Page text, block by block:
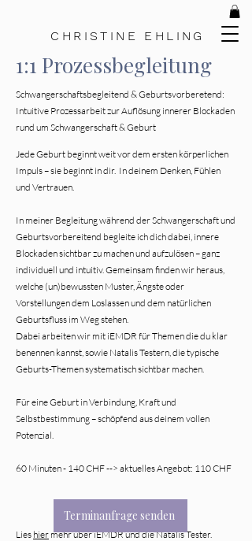
C H R I S T I N E E H L I N G
1:1 Prozessbegleitung
Schwangerschaftsbegleitend & Geburtsvorberetend:
Intuitive Prozessarbeit zur Auflösung innerer Blockaden
rund um Schwangerschaft & Geburt
Jede Geburt beginnt weit vor dem ersten körperlichen
Impuls – sie beginnt in dir. In deinem Denken, Fühlen
und Vertrauen.
In meiner Begleitung während der Schwangerschaft und
Geburtsvorbereitend begleite ich dich dabei, innere
Blockaden sichtbar zu machen und aufzulösen – ganz
individuell und intuitiv. Gemeinsam finden wir heraus,
welche (un)bewussten Muster, Ängste oder
Vorstellungen dem Loslassen und dem natürlichen
Geburtsfluss im Weg stehen.
Dabei arbeiten wir mit iEMDR für Themen die du klar
benennen kannst, sowie Natalis Testern, die typische
Geburts-Themen systematisch sichtbar machen.
Für eine Geburt in Verbindung, Kraft und
Selbstbestimmung – schöpfend aus deinem vollen
Potenzial.
60 Minuten - 140 CHF --> aktuelles Angebot: 110 CHF
Lies hier mehr über iEMDR und die Natalis Tester.
Terminanfrage senden